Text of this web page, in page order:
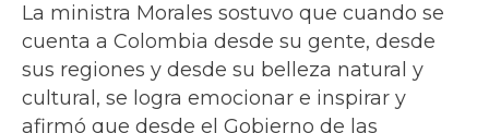
La ministra Morales sostuvo que cuando se
cuenta a Colombia desde su gente, desde
sus regiones y desde su belleza natural y
cultural, se logra emocionar e inspirar y
afirmó que desde el Gobierno de las